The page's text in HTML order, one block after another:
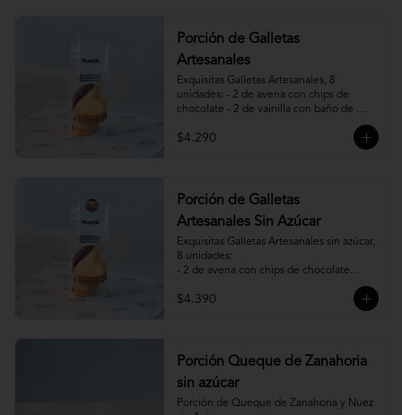
Porción de Galletas
Artesanales
Exquisitas Galletas Artesanales, 8
unidades: - 2 de avena con chips de
chocolate - 2 de vainilla con baño de
chocolate - 2 de vainilla con mermelada
de frambuesa - 2 de canela, miel y
$4.290
Porción de Galletas
Artesanales Sin Azúcar
Exquisitas Galletas Artesanales sin azúcar,
8 unidades:
- 2 de avena con chips de chocolate
- 2 de vainilla con mermelada de
$4.390
Porción Queque de Zanahoria
sin azúcar
Porción de Queque de Zanahoria y Nuez